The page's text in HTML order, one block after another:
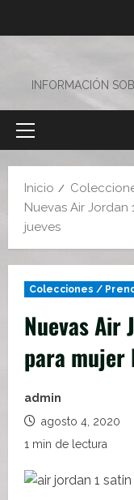
INFORMACIÓN
Menú
Inicio
Nuevas Air Jordan
jueves
Colecciones /
Nuevas Air
para mujer
admin
agosto 4, 2020
1 min de lectura